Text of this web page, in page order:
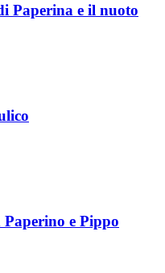
Paperina e il nuoto
e Pippo